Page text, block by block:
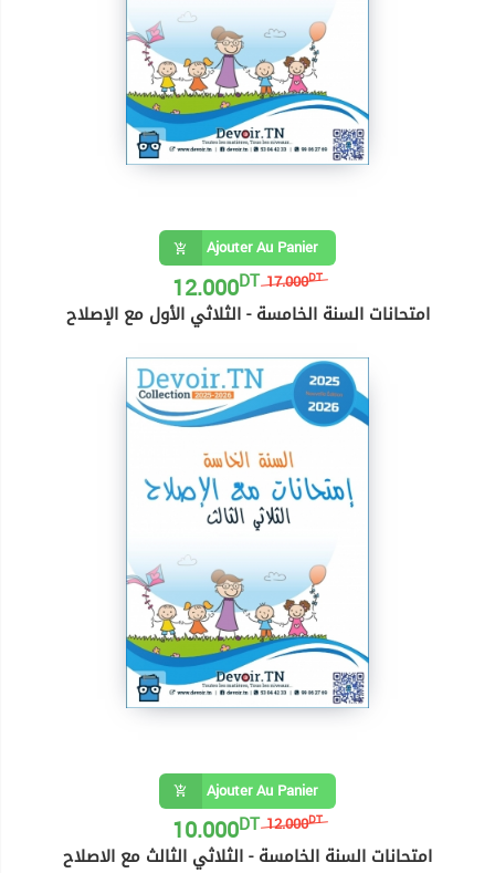
Ajouter Au Panier
17.000DT
12.000DT
امتحانات السنة الخامسة - الثلاثي الأول مع الإصلاح
Ajouter Au Panier
12.000DT
10.000DT
امتحانات السنة الخامسة - الثلاثي الثالث مع الاصلاح